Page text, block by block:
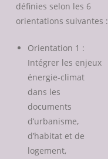
définies selon les 6
orientations suivantes :
Orientation 1 :
Intégrer les enjeux
énergie-climat
dans les
documents
d’urbanisme,
d’habitat et de
logement,